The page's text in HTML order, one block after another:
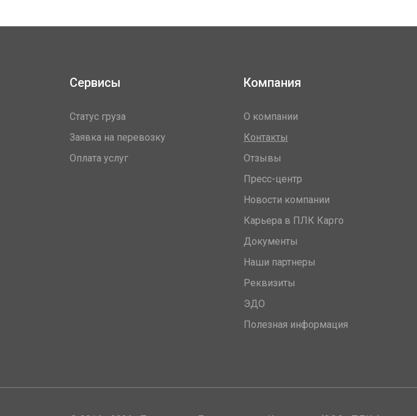
Сервисы
Статус груза
Заявка на перевозку
Оплата услуг
Компания
О компании
Контакты
Отзывы
Пресс-центр
Новости компании
Карьера в ПЛК Карго
Документы
Наши партнеры
Реквизиты
ЭДО
Полезная информация